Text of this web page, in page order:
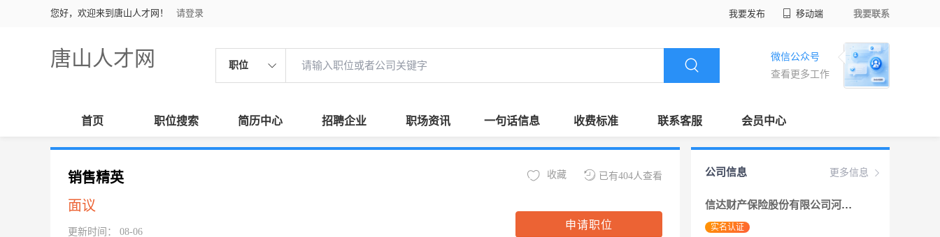
您好，欢迎来到唐山人才网！ 请登录 我要发布 移动端 我要联系
唐山人才网 职位
微信公众号
查看更多工作
首页 职位搜索 简历中心 招聘企业 职场资讯 一句话信息 收费标准 联系客服 会员中心
销售精英
面议
更新时间： 08-06
已有404人查看
收藏
申请职位
更多信息
公司信息
信达财产保险股份有限公司河北分公司
实名认证